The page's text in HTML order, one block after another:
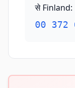
से Finland:
00 372